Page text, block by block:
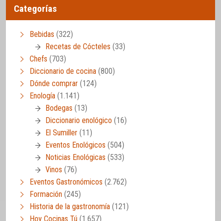
Categorías
Bebidas (322)
Recetas de Cócteles (33)
Chefs (703)
Diccionario de cocina (800)
Dónde comprar (124)
Enología (1.141)
Bodegas (13)
Diccionario enológico (16)
El Sumiller (11)
Eventos Enológicos (504)
Noticias Enológicas (533)
Vinos (76)
Eventos Gastronómicos (2.762)
Formación (245)
Historia de la gastronomía (121)
Hoy Cocinas Tú (1.657)